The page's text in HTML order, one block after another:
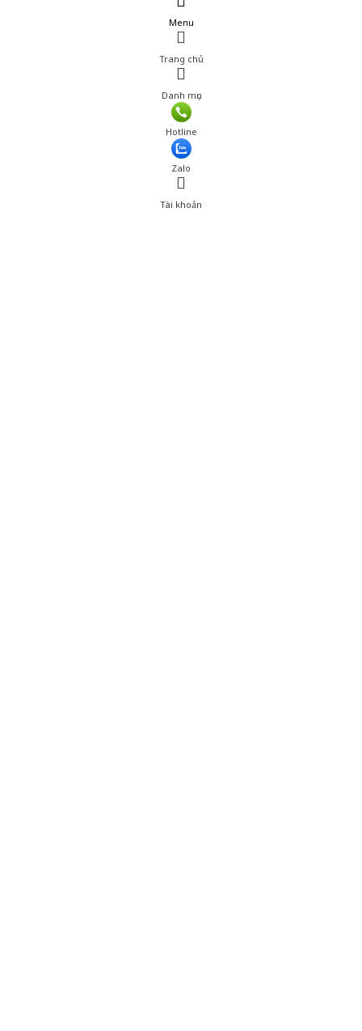
Menu
Trang chủ
Danh mục
Hotline
Zalo
Tài khoản